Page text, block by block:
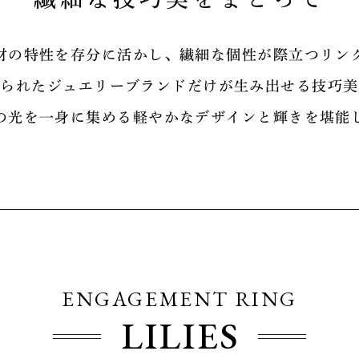
の特性を存分に活かし、繊細な個性が際立つリン
れたジュエリーブランドだけが生み出せる技巧美
光を一身に集める軽やかなデザインと輝きを堪能
ENGAGEMENT RING
LILIES